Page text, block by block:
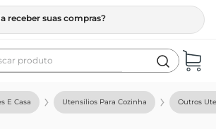
receber suas compras?
produto
E Casa Utensílios Para Cozinha Outros